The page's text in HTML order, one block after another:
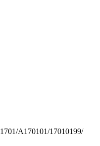
A170101/17010199/